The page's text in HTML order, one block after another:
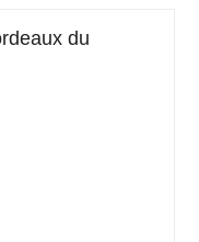
du